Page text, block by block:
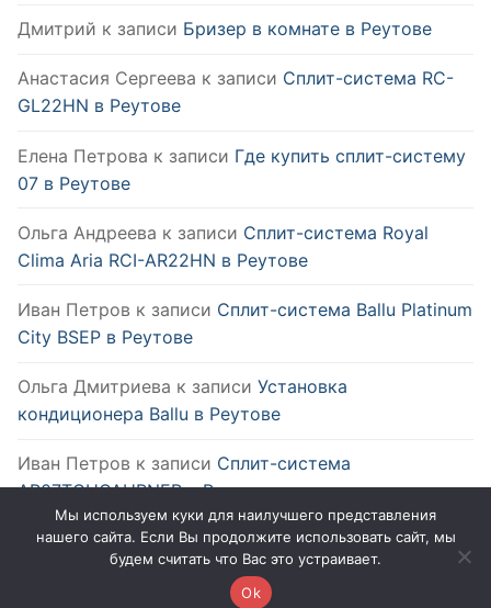
Дмитрий к записи Бризер в комнате в Реутове
Анастасия Сергеева к записи Сплит-система RC-
GL22HN в Реутове
Елена Петрова к записи Где купить сплит-систему
07 в Реутове
Ольга Андреева к записи Сплит-система Royal
Clima Aria RCI-AR22HN в Реутове
Иван Петров к записи Сплит-система Ballu Platinum
City BSEP в Реутове
Ольга Дмитриева к записи Установка
кондиционера Ballu в Реутове
Иван Петров к записи Сплит-система
AR07TQHQAURNER в Реутове
Мы используем куки для наилучшего представления
нашего сайта. Если Вы продолжите использовать сайт, мы
будем считать что Вас это устраивает.
Ok